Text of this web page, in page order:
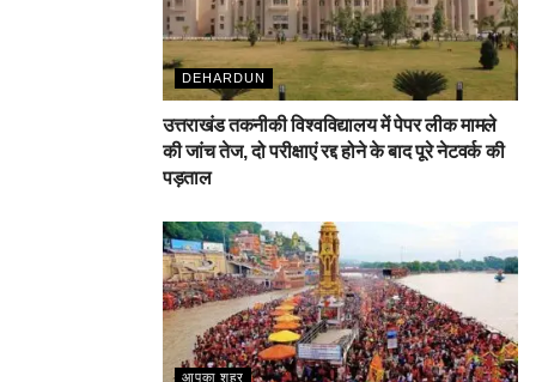
DEHARDUN
उत्तराखंड तकनीकी विश्वविद्यालय में पेपर लीक मामले
की जांच तेज, दो परीक्षाएं रद्द होने के बाद पूरे नेटवर्क की
पड़ताल
आपका शहर